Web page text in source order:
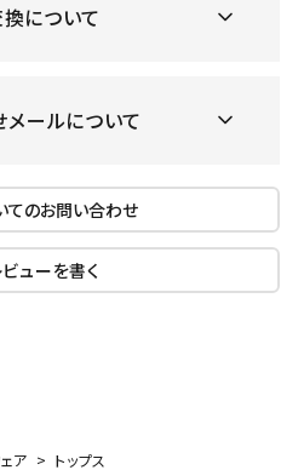
換について
メールについて
てのお問い合わせ
ビューを書く
ア
トップス